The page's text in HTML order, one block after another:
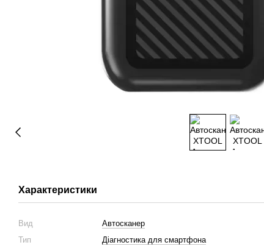
Характеристики
Вид
Автосканер
Тип
Діагностика для смартфона